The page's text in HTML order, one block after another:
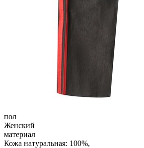
пол
Женский
материал
Кожа натуральная: 100%,